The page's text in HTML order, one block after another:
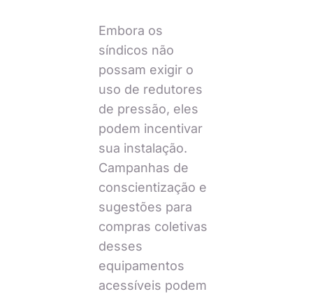
Embora os
síndicos não
possam exigir o
uso de redutores
de pressão, eles
podem incentivar
sua instalação.
Campanhas de
conscientização e
sugestões para
compras coletivas
desses
equipamentos
acessíveis podem